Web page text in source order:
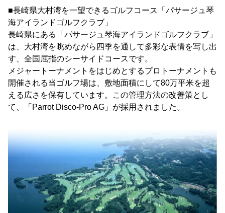
■長崎県大村湾を一望できるゴルフコース「パサージュ琴
海アイランドゴルフクラブ」
長崎県にある「パサージュ琴海アイランドゴルフクラブ」
は、大村湾を眺めながら四季を通して多彩な表情を写し出
す、全国屈指のシーサイドコースです。
メジャートーナメントをはじめとするプロトーナメントも
開催される当ゴルフ場は、敷地面積にして80万平米を超
える広さを保有しています。この管理方法の改善策とし
て、「Parrot Disco-Pro AG」が採用されました。